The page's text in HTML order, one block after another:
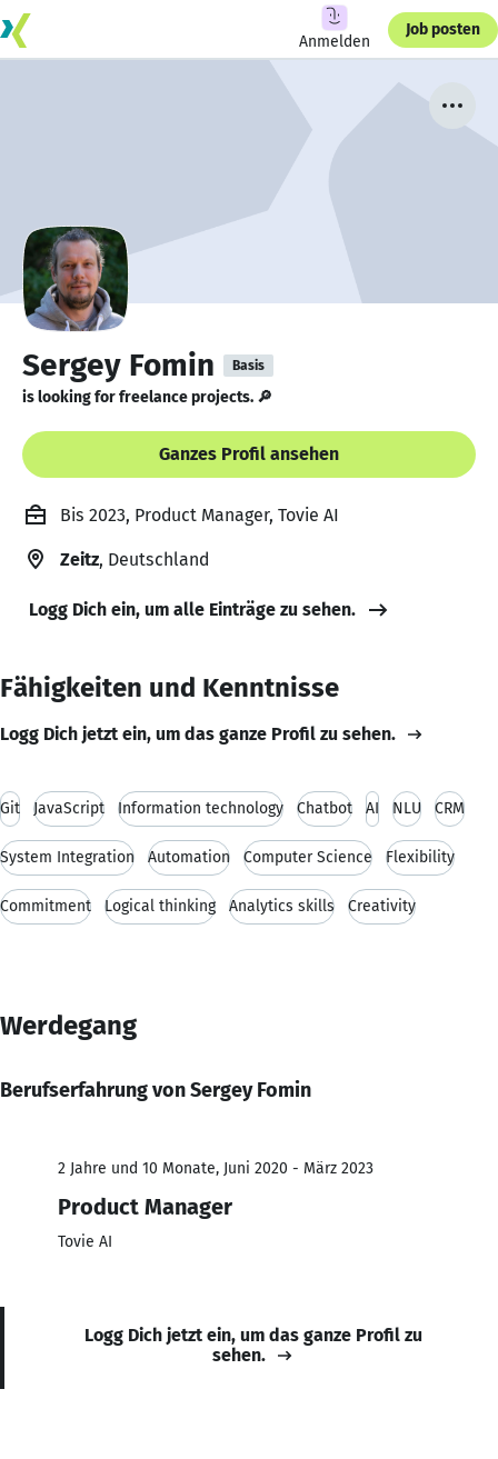
Anmelden
Job posten
Sergey Fomin Basis
is looking for freelance projects. 🔎
Ganzes Profil ansehen
Bis 2023, Product Manager, Tovie AI
Zeitz, Deutschland
Logg Dich ein, um alle Einträge zu sehen.
Fähigkeiten und Kenntnisse
Logg Dich jetzt ein, um das ganze Profil zu sehen.
Git JavaScript Information technology Chatbot AI NLU CRM
System Integration Automation Computer Science Flexibility
Commitment Logical thinking Analytics skills Creativity
Werdegang
Berufserfahrung von Sergey Fomin
2 Jahre und 10 Monate, Juni 2020 - März 2023
Product Manager
Tovie AI
Logg Dich jetzt ein, um das ganze Profil zu
sehen.